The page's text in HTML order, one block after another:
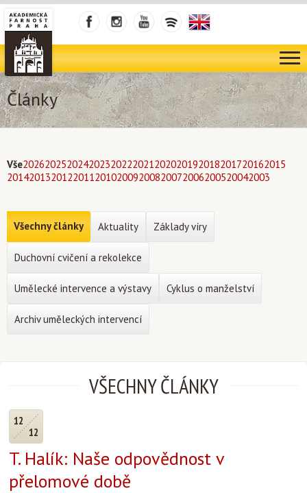
Články
Vše202620252024202320222021202020192018201720162015
201420132012201120102009200820072006200520042003
VŠECHNY ČLÁNKY
12
12
T. Halík: Naše odpovědnost v
přelomové době
Všechny články Aktuality Základy víry
Duchovní cvičení a rekolekce
Umělecké intervence a výstavy Cyklus o manželství
Archiv uměleckých intervencí